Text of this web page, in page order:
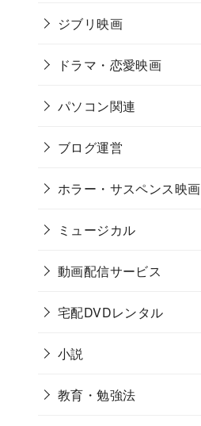
ジブリ映画
ドラマ・恋愛映画
パソコン関連
ブログ運営
ホラー・サスペンス映画
ミュージカル
動画配信サービス
宅配DVDレンタル
小説
教育・勉強法